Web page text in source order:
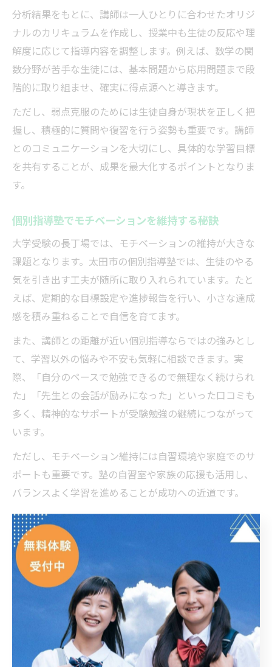
分析結果をもとに、講師は一人ひとりに合わせたオリジ
ナルのカリキュラムを作成し、授業中も生徒の反応や理
解度に応じて指導内容を調整します。例えば、数学の関
数分野が苦手な生徒には、基本問題から応用問題まで段
階的に取り組ませ、確実に得点源へと導きます。
ただし、弱点克服のためには生徒自身が現状を正しく把
握し、積極的に質問や復習を行う姿勢も重要です。講師
とのコミュニケーションを大切にし、具体的な学習目標
を共有することが、成果を最大化するポイントとなりま
す。
個別指導塾でモチベーションを維持する秘訣
大学受験の長丁場では、モチベーションの維持が大きな
課題となります。太田市の個別指導塾では、生徒のやる
気を引き出す工夫が随所に取り入れられています。たと
えば、定期的な目標設定や進捗報告を行い、小さな達成
感を積み重ねることで自信を育てます。
また、講師との距離が近い個別指導ならではの強みとし
て、学習以外の悩みや不安も気軽に相談できます。実
際、「自分のペースで勉強できるので無理なく続けられ
た」「先生との会話が励みになった」といった口コミも
多く、精神的なサポートが受験勉強の継続につながって
います。
ただし、モチベーション維持には自習環境や家庭でのサ
ポートも重要です。塾の自習室や家族の応援も活用し、
バランスよく学習を進めることが成功への近道です。
個別指導講師のサポートが生む自信の変化
個別指導塾の講師は、学力向上だけでなく生徒の自信形
成にも大きく貢献します。太田市の個別指導では、経験
豊富な講師が一人ひとりの性格や目標に合わせてサポー
トを行い、苦手克服や成績アップをしっかりと後押しし
ます。生徒の「分かった！」という瞬間を大切にし、成
功体験を積み重ねる指導が特徴です。